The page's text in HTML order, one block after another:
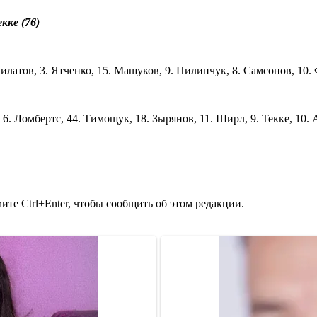
(76)
3. Ятченко, 15. Машуков, 9. Пилипчук, 8. Самсонов, 10.
Ломбертс, 44. Тимощук, 18. Зырянов, 11. Ширл, 9. Текке, 10.
Ctrl+Enter, чтобы сообщить об этом редакции.